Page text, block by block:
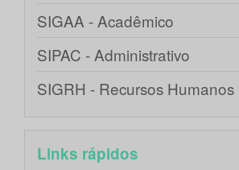
SIGAA - Acadêmico
SIPAC - Administrativo
SIGRH - Recursos Humanos
Links rápidos